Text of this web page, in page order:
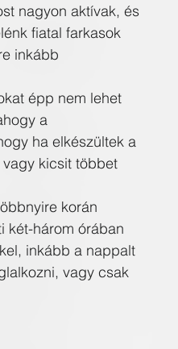
nagyon aktívak, és
fiatal farkasok
inkább
épp nem lehet
a
ha elkészültek a
kicsit többet
korán
két-három órában
inkább a nappalt
vagy csak